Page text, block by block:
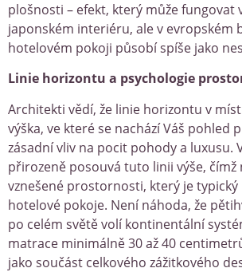
plošnosti – efekt, který může fungovat
japonském interiéru, ale v evropském
hotelovém pokoji působí spíše jako
Linie horizontu a psychologie
Architekti vědí, že linie horizontu v
výška, ve které se nachází Váš pohled
zásadní vliv na pocit pohody a luxusu.
přirozeně posouvá tuto linii výše, čímž
vznešené prostornosti, který je
hotelové pokoje. Není náhoda, že
po celém světě volí kontinentální
matrace minimálně 30 až 40
jako součást celkového zážitkového